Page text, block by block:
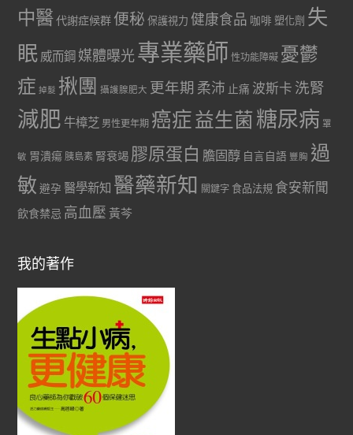
中醫代謝症候群 便秘 保護視力 健康食品 咖啡 塑化劑 失
眠 威而鋼 媒體曝光專業藥師 性功能障礙 憂鬱
症 掉髮 揪團 攝護腺肥大 更年期 柔沛 止痛 波斯卡 洗腎
減肥 牛樟芝 男性更年期 癌症益生菌 糖尿病 罩
敏 胃潰瘍 胰島素 腎衰竭 膠原蛋白 膽固醇 自言自語 豐胸 過
敏 避孕 醫學新知 醫藥新知 關鍵字 食品法規 食安新聞
飲食禁忌 高血壓 黃芩
我的著作